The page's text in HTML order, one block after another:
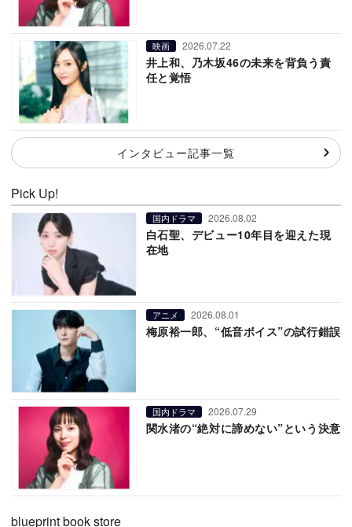
映画 2026.07.22
井上和、乃木坂46の未来を背負う責
任と覚悟
インタビュー記事一覧
Pick Up!
国内ドラマ 2026.08.02
白石聖、デビュー10年目を迎えた現
在地
アニメ 2026.08.01
梅原裕一郎、“低音ボイス”の試行錯誤
国内ドラマ 2026.07.29
関水渚の“絶対に諦めない”という決意
blueprint book store